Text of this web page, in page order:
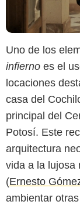
Uno de los
infierno es el
locaciones
casa del
principal del
Potosí. Este
arquitectura
vida a la lujosa
(Ernesto
ambientar
Sistema